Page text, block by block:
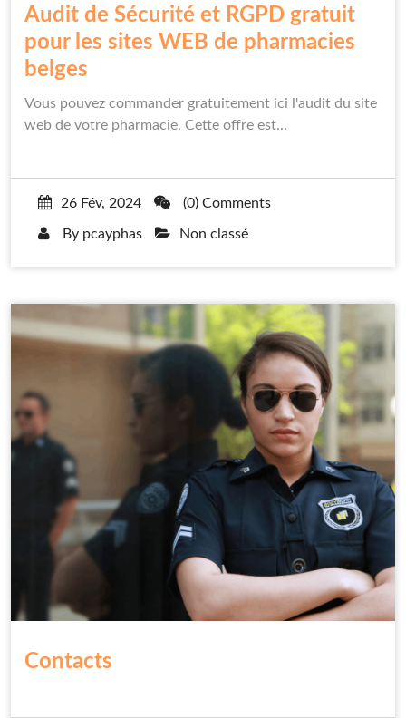
Audit de Sécurité et RGPD gratuit
pour les sites WEB de pharmacies
belges
Vous pouvez commander gratuitement ici l'audit du site
web de votre pharmacie. Cette offre est…
26 Fév, 2024 (0) Comments
By pcayphas Non classé
Contacts